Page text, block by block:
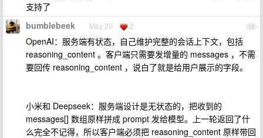
支持了
18
bumblebeek May 20 2
OpenAI：服务端有状态，自己维护完整的会话上下文，包括
reasoning_content 。客户端只需要发增量的 messages ，不需
要回传 reasoning_content ，说白了就是给用户展示的字段。
小米和 Deepseek：服务端设计是无状态的，把收到的
messages[] 数组原样拼成 prompt 发给模型。上一轮返回了什
么完全不记得，所以客户端必须把 reasoning_content 原样带回